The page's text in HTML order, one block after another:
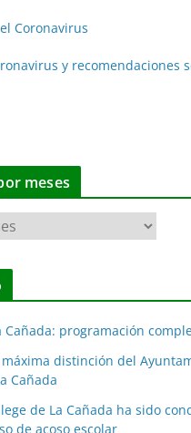
Coronavirus
y recomendaciones
meses
Cañada: programación
máxima distinción del
Cañada
de La Cañada ha sido
de acoso escolar